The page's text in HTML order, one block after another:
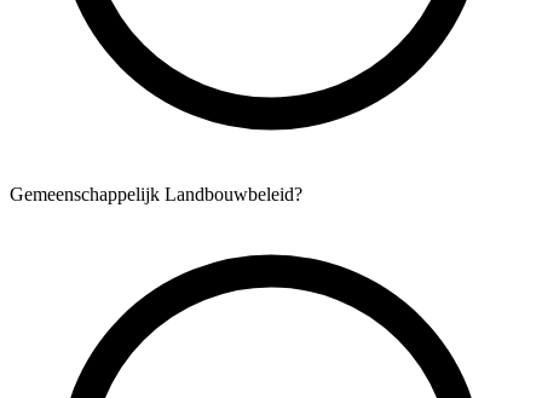
Gemeenschappelijk Landbouwbeleid?